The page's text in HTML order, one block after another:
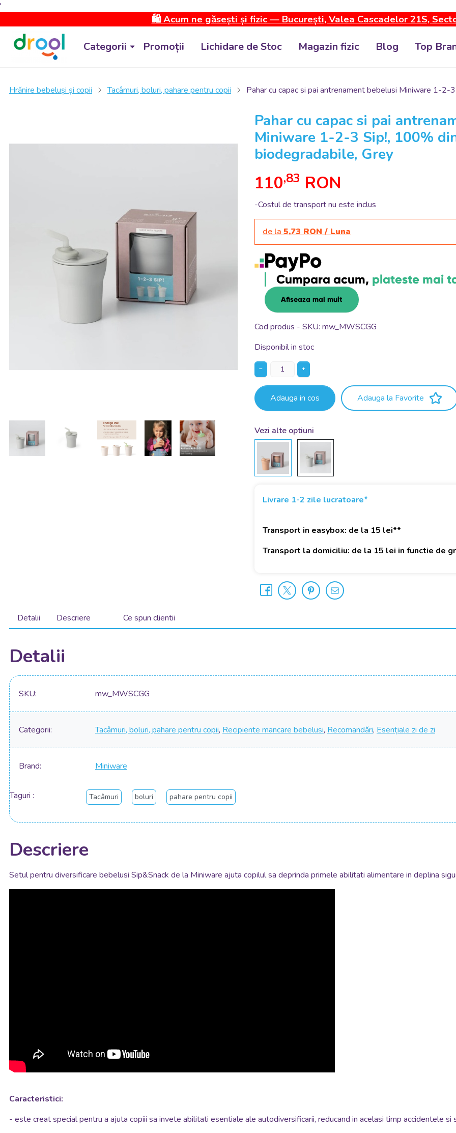
'
🛍️ Acum ne găsești și fizic — București, Valea Cascadelor 21S,
Categorii Promoții Lichidare de Stoc Magazin fizic Blog Top
Hrănire bebeluși și copii Tacâmuri, boluri, pahare pentru copii Pahar cu capac si pai antrenament bebelusi Miniware 1-
Pahar cu capac si pai
Miniware 1-2-3 Sip!, 100%
biodegradabile, Grey
110,83 RON
-Costul de transport nu este inclus
de la 5,73 RON / Luna
Cumpara acum, plateste mai
Afiseaza mai mult
Cod produs - SKU mw_MWSCGG
Disponibil in stoc
− +
Adauga in cos Adauga la Favorite
Vezi alte optiuni
Livrare 1-2 zile lucratoare*
Transport in easybox: de la 15 lei**
Transport la domiciliu: de la 15 lei in functie de
Detalii Descriere Ce spun clientii
Detalii
SKU mw_MWSCGG
Categorii Tacâmuri, boluri, pahare pentru copii, Recipiente mancare bebelusi, Recomandări, Esențiale zi de zi
Brand Miniware
Taguri Tacâmuri boluri pahare pentru copii
Descriere
Setul pentru diversificare bebelusi Sip&Snack de la Miniware ajuta copilul sa deprinda primele abilitati alimentare in deplina
Caracteristici:
- este creat special pentru a ajuta copiii sa invete abilitati esentiale ale autodiversificarii, reducand in acelasi timp accidentele si